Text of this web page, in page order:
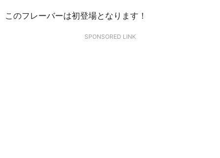
このフレーバーは初登場となります！
SPONSORED LINK